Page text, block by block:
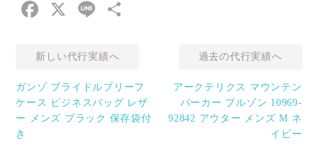
Facebook
X Line
新しい代行実績へ
ガンゾ ブライドルブリーフ
ケース ビジネスバッグ レザ
ー メンズ ブラック 保存袋付
き
過去の代行実績へ
アークテリクス マウンテン
パーカー ブルゾン 10969-
92842 アウター メンズ M ネ
イビー